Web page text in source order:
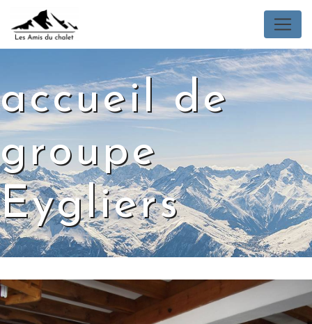
Panneau de gestion des cookies
accueil de
groupe
Eygliers